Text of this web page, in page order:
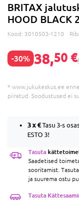
BRITAX
HOOD BLACK
Kood: 3010503-1210
-30% 38,50 €
* www.jukukeskus.ee
piiratud. Soodustused ei
3 x€Tasu 3-s
ESTO 3!
Tasuta
Saadetised
sooritamist.
ja suurema ostu
Tasuta